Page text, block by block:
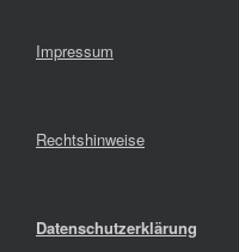
Impressum
Rechtshinweise
Datenschutzerklärung